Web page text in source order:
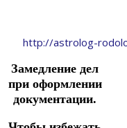
http://astrolog-
Замедление дел
при оформлении
документации.